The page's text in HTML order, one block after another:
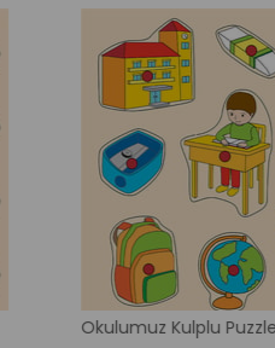
Okulumuz Kulplu Puzzle